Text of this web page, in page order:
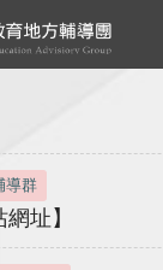
導群
址】